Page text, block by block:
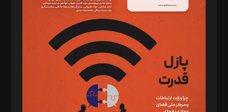
د‌بیر حقوق فناوری: حسام‌الدین ایپکچی
د‌بیر پیوست جهان: مینا پاکدل
د‌بیر تحریریه آنلاین: بابک نقاش
تحریریه‌: مجتبی محمود‌ی، آرش برهمند، یسنا امان‌پور، سروش کرمیان،
مصطفی مسجدی آرانی، ابوالفضل رجبی، زهرا فکرانه، فائزه فتحی
رستمی،مصطفی باستان
ویرایش: نگار استاد‌‌آقا
طراح یونیفرم: مجید توکلی